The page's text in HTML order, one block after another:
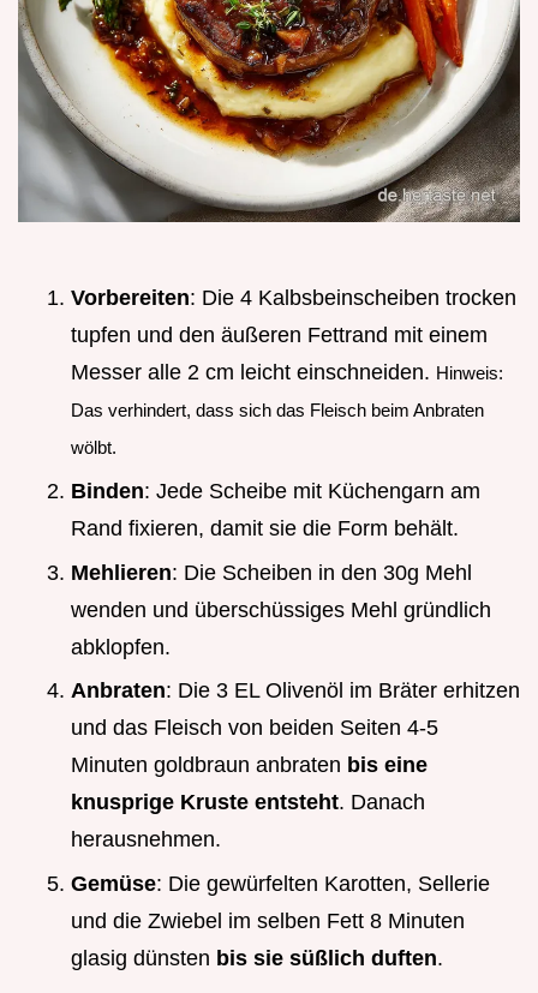
Vorbereiten: Die 4 Kalbsbeinscheiben trocken
tupfen und den äußeren Fettrand mit einem
Messer alle 2 cm leicht einschneiden. Hinweis:
Das verhindert, dass sich das Fleisch beim Anbraten
wölbt.
Binden: Jede Scheibe mit Küchengarn am
Rand fixieren, damit sie die Form behält.
Mehlieren: Die Scheiben in den 30g Mehl
wenden und überschüssiges Mehl gründlich
abklopfen.
Anbraten: Die 3 EL Olivenöl im Bräter erhitzen
und das Fleisch von beiden Seiten 4-5
Minuten goldbraun anbraten bis eine
knusprige Kruste entsteht. Danach
herausnehmen.
Gemüse: Die gewürfelten Karotten, Sellerie
und die Zwiebel im selben Fett 8 Minuten
glasig dünsten bis sie süßlich duften.